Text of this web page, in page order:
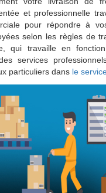
et professionnelle
pour répondre à
selon les règles de
qui travaille en
services
particuliers dans le